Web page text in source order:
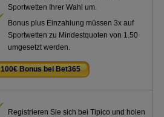
Sportwetten Ihrer Wahl um.
Bonus plus Einzahlung müssen 3x auf
Sportwetten zu Mindestquoten von 1.50
umgesetzt werden.
100€ Bonus bei Bet365
Registrieren Sie sich bei Tipico und holen